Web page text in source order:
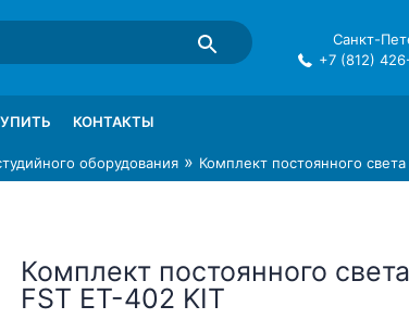
Санкт-
+7 (812)
КОНТАКТЫ
оборудования » Комплект постоянного света
Комплект постоянного света
FST ET-402 KIT